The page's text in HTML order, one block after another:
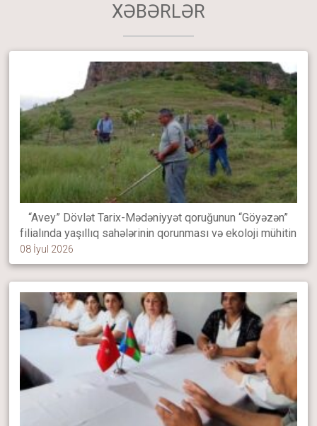
XƏBƏRLƏR
“Avey” Dövlət Tarix-Mədəniyyət qoruğunun “Göyəzən”
filialında yaşıllıq sahələrinin qorunması və ekoloji mühitin
sağlam saxlanılması məqsədilə əkilmiş ağaclara
müntəzəm aqrotexniki qulluq göstərilir
08 İyul 2026